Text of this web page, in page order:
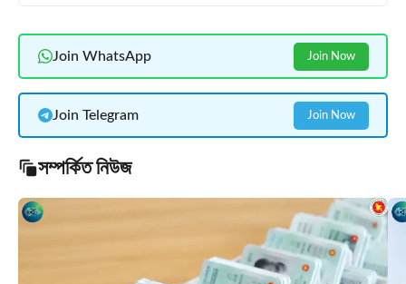
Join WhatsApp Join Now
Join Telegram Join Now
সম্পর্কিত নিউজ